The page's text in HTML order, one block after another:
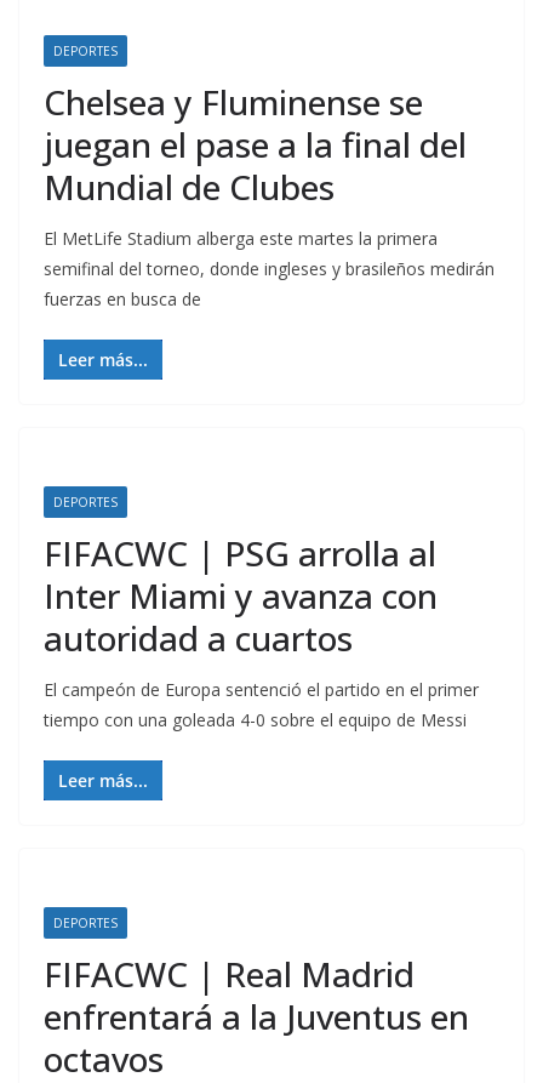
DEPORTES
Chelsea y Fluminense se
juegan el pase a la final del
Mundial de Clubes
El MetLife Stadium alberga este martes la primera
semifinal del torneo, donde ingleses y brasileños medirán
fuerzas en busca de
Leer más...
DEPORTES
FIFACWC | PSG arrolla al
Inter Miami y avanza con
autoridad a cuartos
El campeón de Europa sentenció el partido en el primer
tiempo con una goleada 4-0 sobre el equipo de Messi
Leer más...
DEPORTES
FIFACWC | Real Madrid
enfrentará a la Juventus en
octavos